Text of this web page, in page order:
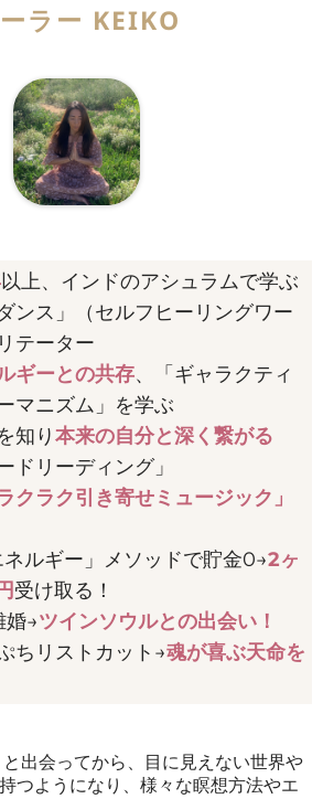
ラー KEIKO
以上、インドのアシュラムで学ぶ
ンス」（セルフヒーリングワー
テーター
ギーとの共存、「ギャラクティ
マニズム」を学ぶ
知り本来の自分と深く繋がる
ドリーディング」
ラクラク引き寄せミュージック」
ネルギー」メソッドで貯金0→2ヶ
受け取る！
婚→ツインソウルとの出会い！
ちリストカット→魂が喜ぶ天命を
出会ってから、目に見えない世界や
つようになり、様々な瞑想方法やエ